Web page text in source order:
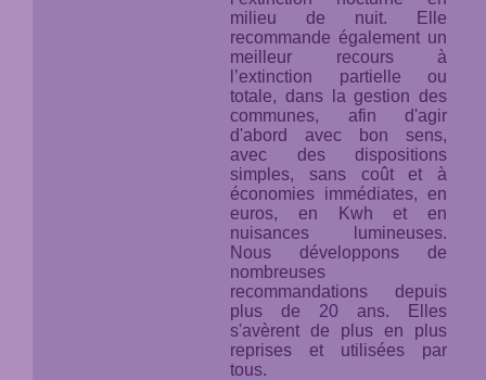
milieu de nuit. Elle
recommande également un
meilleur recours à
l’extinction partielle ou
totale, dans la gestion des
communes, afin d'agir
d'abord avec bon sens,
avec des dispositions
simples, sans coût et à
économies immédiates, en
euros, en Kwh et en
nuisances lumineuses.
Nous développons de
nombreuses
recommandations depuis
plus de 20 ans. Elles
s'avèrent de plus en plus
reprises et utilisées par
tous.